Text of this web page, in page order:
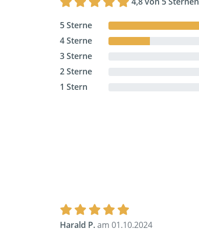
5 Sterne
4 Sterne
3 Sterne
2 Sterne
1 Stern
Harald P.am 01.10.2024